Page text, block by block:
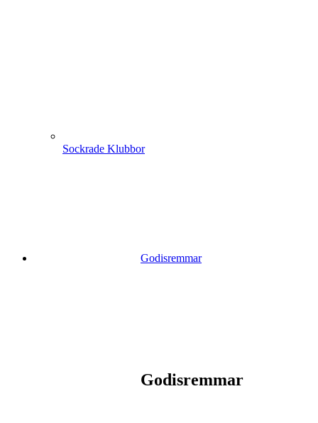
Sockrade Klubbor
Godisremmar
Godisremmar